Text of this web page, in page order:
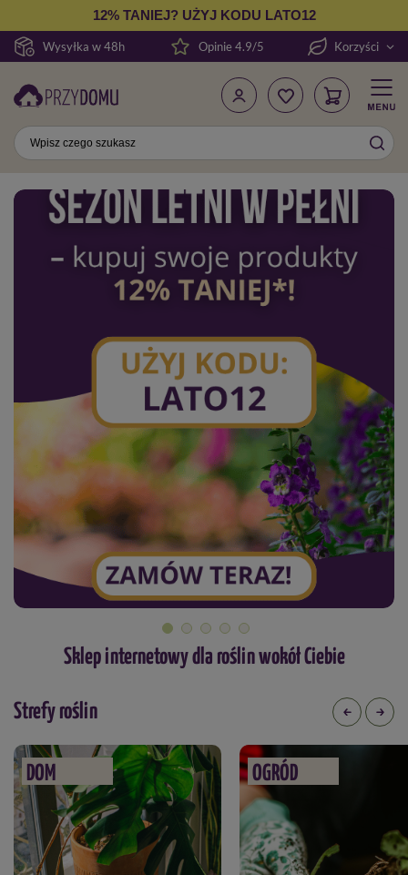
Wysyłka w 48h
12% TANIEJ? UŻYJ KODU LATO12
Opinie 4.9/5 Korzyści
Sklep internetowy dla roślin wokół Ciebie
Strefy roślin
DOM OGRÓD